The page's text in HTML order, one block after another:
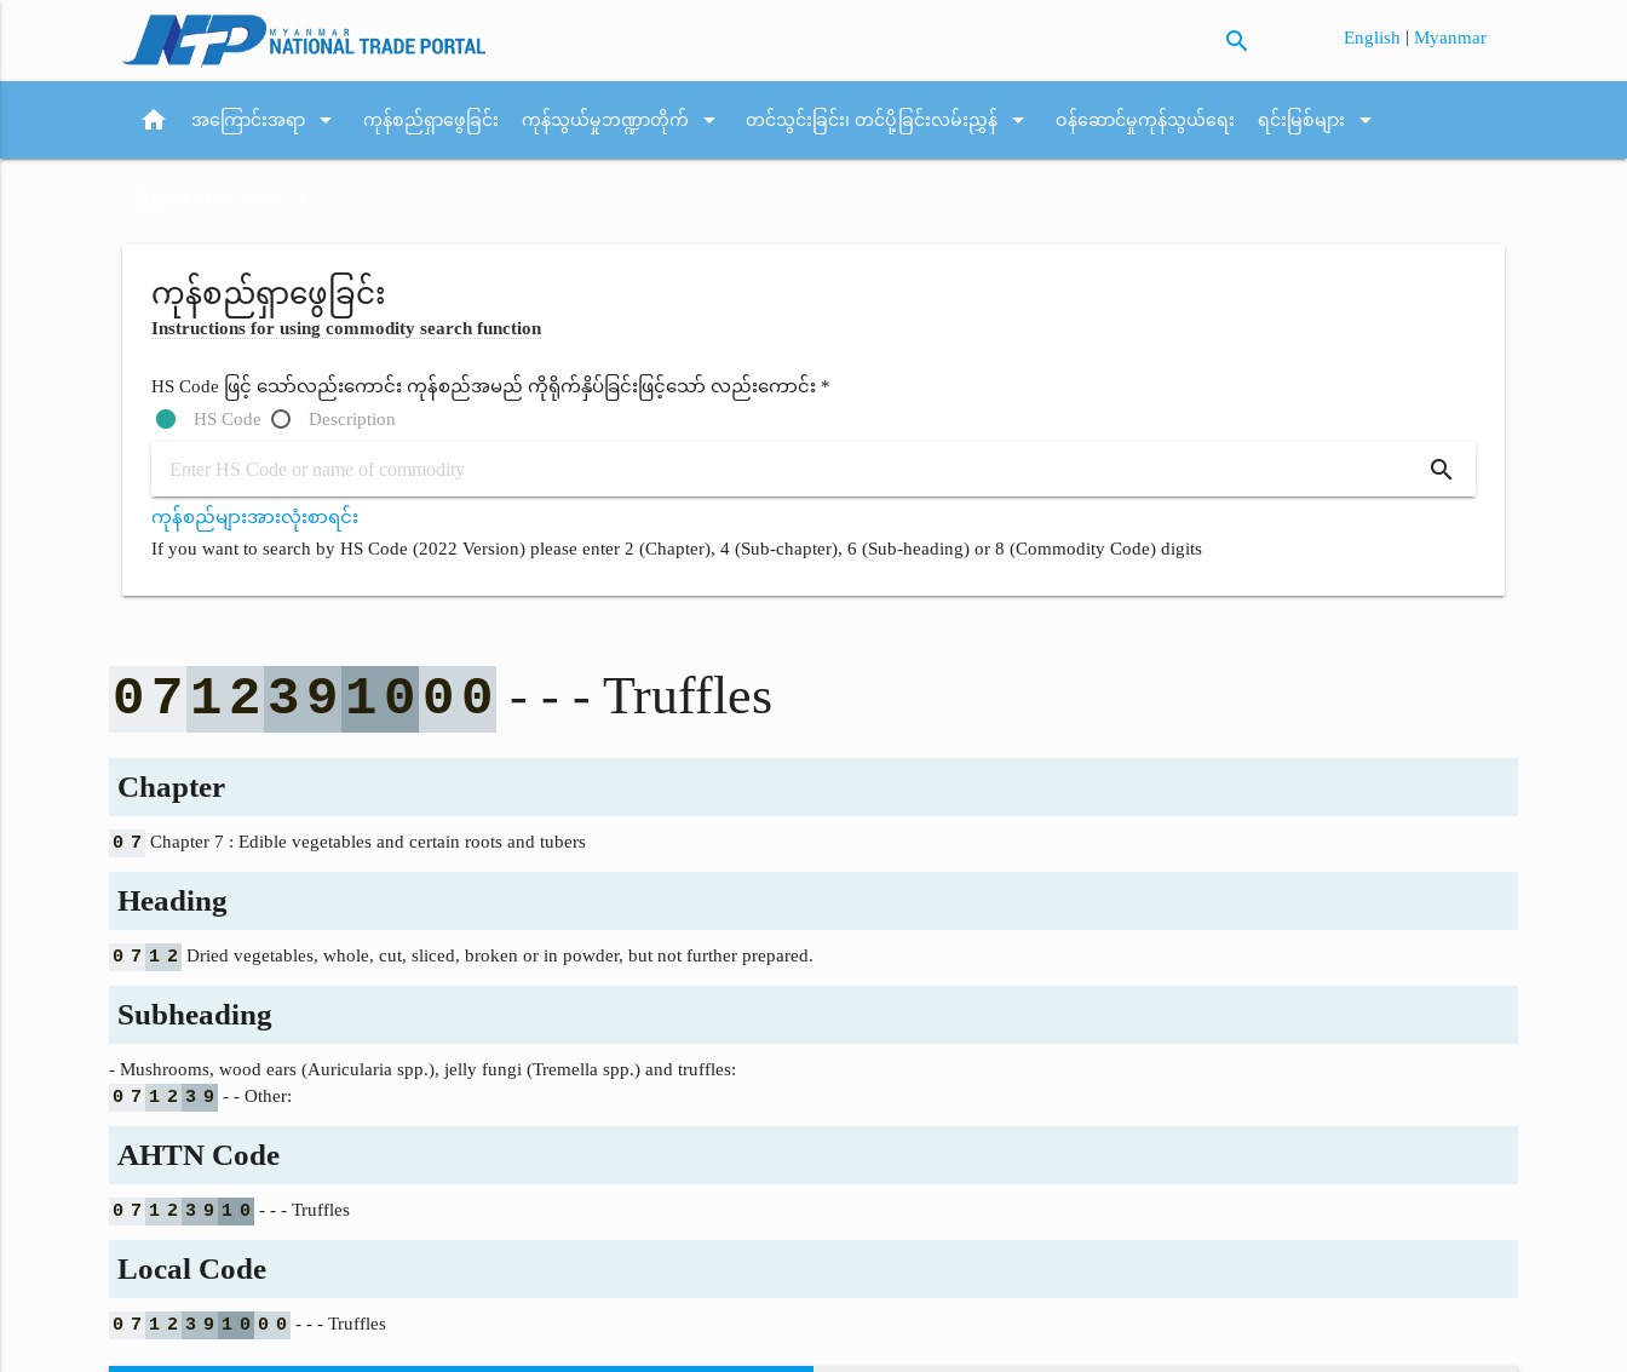
search English |Myanmar
home အကြောင်းအရာ arrow_drop_down ကုန်စည်ရှာဖွေခြင်း ကုန်သွယ်မှုဘဏ္ဍာတိုက် arrow_drop_down တင်သွင်းခြင်း၊ တင်ပို့ခြင်းလမ်းညွှန် arrow_drop_down ဝန်ဆောင်မှုကုန်သွယ်ရေး ရင်းမြစ်များ arrow_drop_down
ကုန်စည်ရှာဖွေခြင်း
Instructions for using commodity search function
HS Code ဖြင့် သော်လည်းကောင်း ကုန်စည်အမည် ကိုရိုက်နှိပ်ခြင်းဖြင့်သော် လည်းကောင်း *
HS Code
Description
search
ကုန်စည်များအားလုံးစာရင်း
If you want to search by HS Code (2022 Version) please enter 2 (Chapter), 4 (Sub-chapter), 6 (Sub-heading) or 8 (Commodity Code) digits
0 7 12 39 10 0 0 - - - Truffles
Chapter
0 7 Chapter 7 : Edible vegetables and certain roots and tubers
Heading
0 7 1 2 Dried vegetables, whole, cut, sliced, broken or in powder, but not further prepared.
Subheading
- Mushrooms, wood ears (Auricularia spp.), jelly fungi (Tremella spp.) and truffles:
0 7 1 2 3 9 - - Other:
AHTN Code
0 7 1 2 3 9 1 0 - - - Truffles
Local Code
0 7 1 2 3 9 1 0 0 0 - - - Truffles